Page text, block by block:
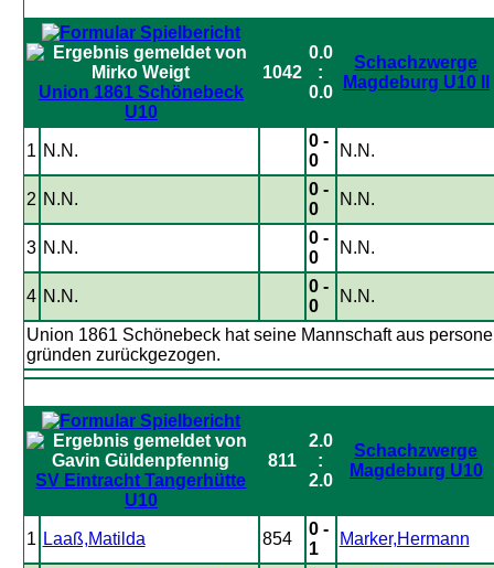
Union 1861 Schönebeck
U10
1042
0.0
:
0.0
Schachzwerge
Magdeburg U10 II
1 N.N.
0 -
0
N.N.
2 N.N.
0 -
0
N.N.
3 N.N.
0 -
0
N.N.
4 N.N.
0 -
0
N.N.
Union 1861 Schönebeck hat seine Mannschaft aus
gründen zurückgezogen.
SV Eintracht Tangerhütte
U10
811
2.0
:
2.0
Schachzwerge
Magdeburg U10
1 Laaß,Matilda 854
0 -
1
Marker,Hermann